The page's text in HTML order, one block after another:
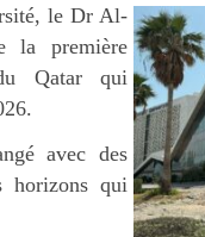
le Dr Al-
la première
Qatar qui
avec des
horizons qui